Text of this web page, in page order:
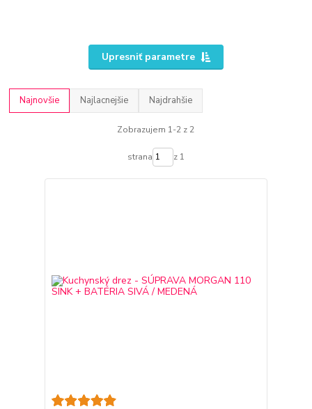
Upresniť parametre
Najnovšie Najlacnejšie Najdrahšie
Zobrazujem 1-2 z 2
strana z 1